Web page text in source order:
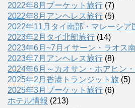
2022年8月プーケット旅行 (7)
2022年8月アンヘレス旅行 (5)
2022年11月タイ南部・マレーシア
2023年2月タイ北部旅行 (14)
2023年6月~7月イサーン・ラオス
2023年7月アンヘレス旅行 (8)
2024年6月～カオサン・ホアヒン
2025年2月香港トランジット旅 (5)
2025年3月プーケット旅行 (6)
ホテル情報 (213)